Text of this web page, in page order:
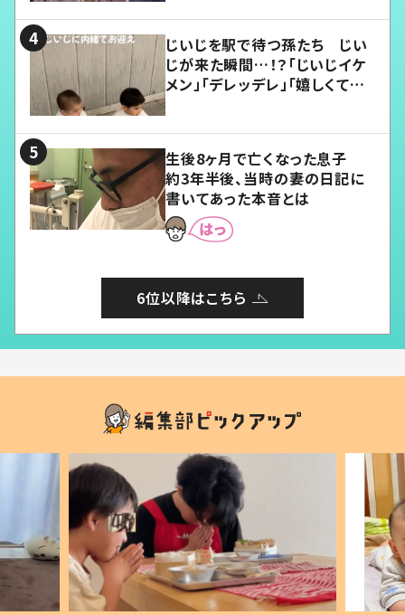
じいじを駅で待つ孫たち じい
じが来た瞬間…！？「じいじイケ
メン」「デレッデレ」「嬉しくて可
生後8ヶ月で亡くなった息子
約3年半後、当時の妻の日記に
書いてあった本音とは
6位以降はこちら